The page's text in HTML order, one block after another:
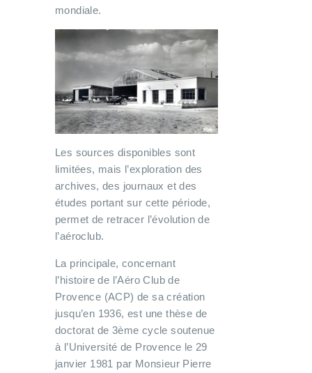
mondiale.
Les sources disponibles sont
limitées, mais l’exploration des
archives, des journaux et des
études portant sur cette période,
permet de retracer l’évolution de
l’aéroclub.
La principale, concernant
l’histoire de l’Aéro Club de
Provence (ACP) de sa création
jusqu’en 1936, est une thèse de
doctorat de 3ème cycle soutenue
à l’Université de Provence le 29
janvier 1981 par Monsieur Pierre